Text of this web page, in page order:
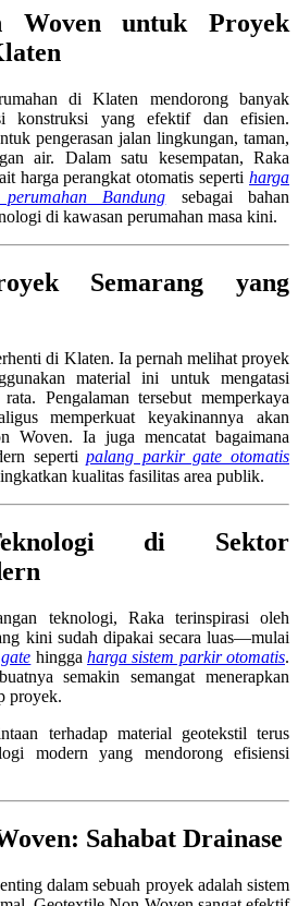
Woven untuk Proyek
di Klaten mendorong banyak
konstruksi yang efektif dan efisien.
pengerasan jalan lingkungan, taman,
air. Dalam satu kesempatan, Raka
harga perangkat otomatis seperti harga
Bandung sebagai bahan
di kawasan perumahan masa kini.
Semarang yang
di Klaten. Ia pernah melihat proyek
material ini untuk mengatasi
Pengalaman tersebut memperkaya
memperkuat keyakinannya akan
Woven. Ia juga mencatat bagaimana
sepertipalang parkir gate otomatis
kualitas fasilitas area publik.
di Sektor
teknologi, Raka terinspirasi oleh
kini sudah dipakai secara luas—mulai
hinggaharga sistem parkir otomatis.
semakin semangat menerapkan
proyek.
terhadap material geotekstil terus
modern yang mendorong efisiensi
Sahabat Drainase
dalam sebuah proyek adalah sistem